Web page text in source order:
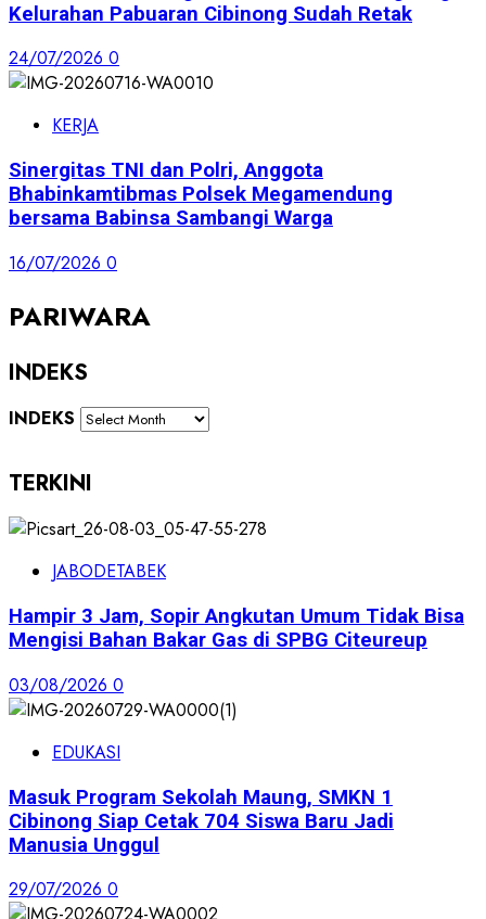
Kelurahan Pabuaran Cibinong Sudah Retak
24/07/2026 0
KERJA
Sinergitas TNI dan Polri, Anggota
Bhabinkamtibmas Polsek Megamendung
bersama Babinsa Sambangi Warga
16/07/2026 0
PARIWARA
INDEKS
INDEKS
TERKINI
JABODETABEK
Hampir 3 Jam, Sopir Angkutan Umum Tidak Bisa
Mengisi Bahan Bakar Gas di SPBG Citeureup
03/08/2026 0
EDUKASI
Masuk Program Sekolah Maung, SMKN 1
Cibinong Siap Cetak 704 Siswa Baru Jadi
Manusia Unggul
29/07/2026 0